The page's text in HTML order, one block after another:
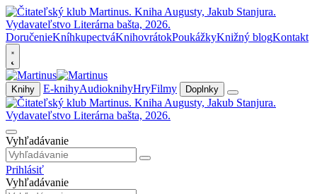
DoručenieKníhkupectváKnihovrátokPoukážkyKnižný blogKontakt
Knihy E-knihyAudioknihyHryFilmy Doplnky
Vyhľadávanie
Prihlásiť
Vyhľadávanie